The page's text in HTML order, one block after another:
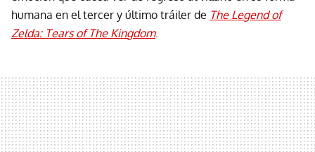
humana en el tercer y último tráiler de The Legend of
Zelda: Tears of The Kingdom.